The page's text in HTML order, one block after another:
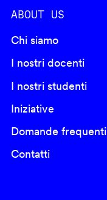
ABOUT US
Chi siamo
I nostri docenti
I nostri studenti
Iniziative
Domande frequenti
Contatti